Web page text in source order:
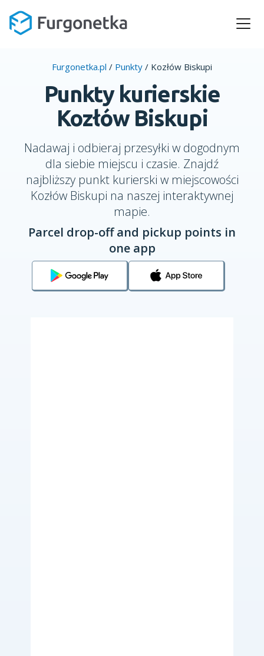
Furgonetka.pl / Punkty / Kozłów Biskupi
Punkty kurierskie
Kozłów Biskupi
Nadawaj i odbieraj przesyłki w dogodnym
dla siebie miejscu i czasie. Znajdź
najbliższy punkt kurierski w miejscowości
Kozłów Biskupi na naszej interaktywnej
mapie.
Parcel drop-off and pickup points in
one app